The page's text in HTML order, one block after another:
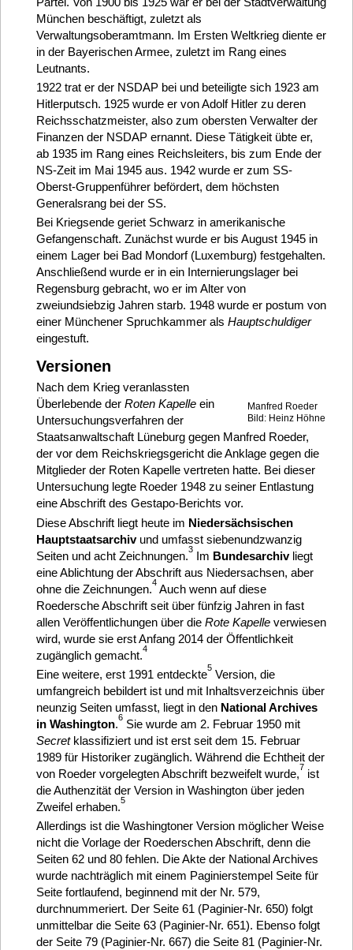
München beschäftigt, zuletzt als
Verwaltungsoberamtmann. Im Ersten Weltkrieg diente er
in der Bayerischen Armee, zuletzt im Rang eines
Leutnants.
1922 trat er der NSDAP bei und beteiligte sich 1923 am
Hitlerputsch. 1925 wurde er von Adolf Hitler zu deren
Reichsschatzmeister, also zum obersten Verwalter der
Finanzen der NSDAP ernannt. Diese Tätigkeit übte er,
ab 1935 im Rang eines Reichsleiters, bis zum Ende der
NS-Zeit im Mai 1945 aus. 1942 wurde er zum SS-
Oberst-Gruppenführer befördert, dem höchsten
Generalsrang bei der SS.
Bei Kriegsende geriet Schwarz in amerikanische
Gefangenschaft. Zunächst wurde er bis August 1945 in
einem Lager bei Bad Mondorf (Luxemburg) festgehalten.
Anschließend wurde er in ein Internierungslager bei
Regensburg gebracht, wo er im Alter von
zweiundsiebzig Jahren starb. 1948 wurde er postum von
einer Münchener Spruchkammer als Hauptschuldiger
eingestuft.
Versionen
Manfred Roeder
Bild: Heinz Höhne
Nach dem Krieg veranlassten
Überlebende der Roten Kapelleein
Untersuchungsverfahren der
Staatsanwaltschaft Lüneburg gegen Manfred Roeder,
der vor dem Reichskriegsgericht die Anklage gegen die
Mitglieder der Roten Kapelle vertreten hatte. Bei dieser
Untersuchung legte Roeder 1948 zu seiner Entlastung
eine Abschrift des Gestapo-Berichts vor.
Diese Abschrift liegt heute im Niedersächsischen
Hauptstaatsarchivund umfasst siebenundzwanzig
Seiten und acht Zeichnungen.3Im Bundesarchivliegt
eine Ablichtung der Abschrift aus Niedersachsen, aber
ohne die Zeichnungen.4 Auch wenn auf diese
Roedersche Abschrift seit über fünfzig Jahren in fast
allen Veröffentlichungen über die Rote Kapelleverwiesen
wird, wurde sie erst Anfang 2014 der Öffentlichkeit
zugänglich gemacht.4
Eine weitere, erst 1991 entdeckte5Version, die
umfangreich bebildert ist und mit Inhaltsverzeichnis über
neunzig Seiten umfasst, liegt in den National Archives
in Washington.6Sie wurde am 2. Februar 1950 mit
Secretklassifiziert und ist erst seit dem 15. Februar
1989 für Historiker zugänglich. Während die Echtheit der
von Roeder vorgelegten Abschrift bezweifelt wurde,7 ist
die Authenzität der Version in Washington über jeden
Zweifel erhaben.5
Allerdings ist die Washingtoner Version möglicher Weise
nicht die Vorlage der Roederschen Abschrift, denn die
Seiten 62 und 80 fehlen. Die Akte der National Archives
wurde nachträglich mit einem Paginierstempel Seite für
Seite fortlaufend, beginnend mit der Nr. 579,
durchnummeriert. Der Seite 61 (Paginier-Nr. 650) folgt
unmittelbar die Seite 63 (Paginier-Nr. 651). Ebenso folgt
der Seite 79 (Paginier-Nr. 667) die Seite 81 (Paginier-Nr.